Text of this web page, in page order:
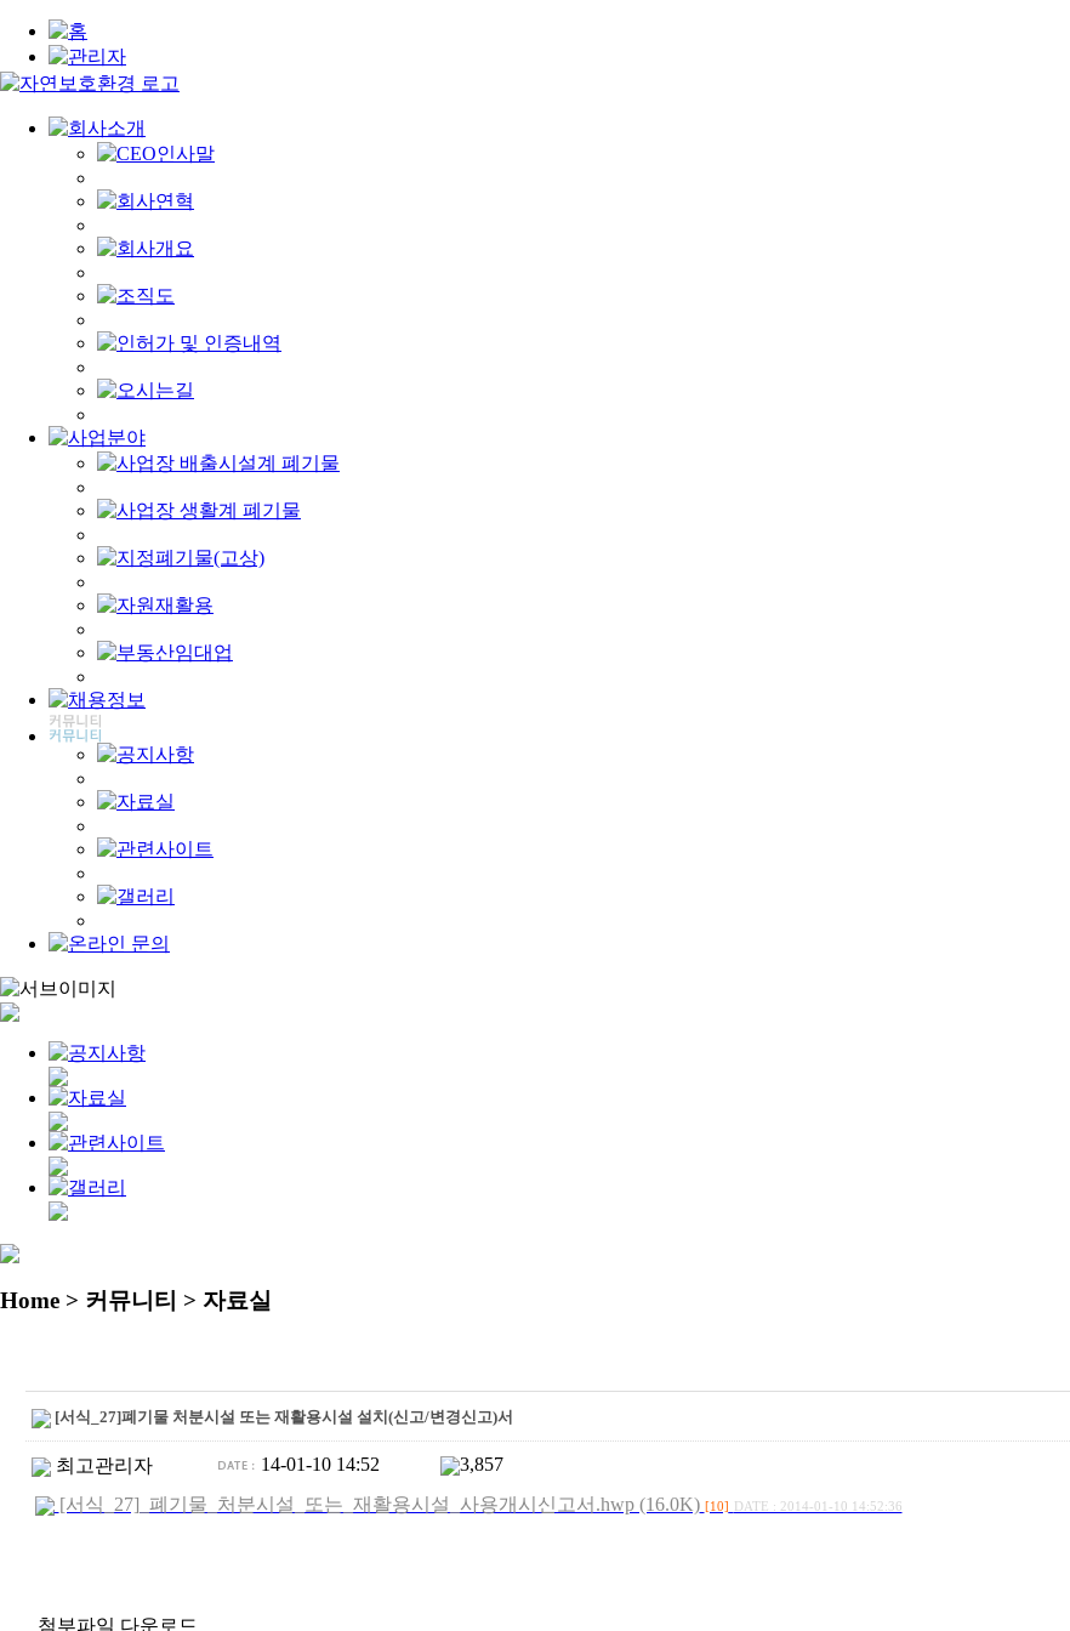
Home > 커뮤니티 > 자료실
[서식_27]폐기물 처분시설 또는 재활용시설 설치(신고/변경신고)서
최고관리자 14-01-10 14:52
3,857
[서식_27]_폐기물_처분시설_또는_재활용시설_사용개시신고서.hwp (16.0K) [10] DATE : 2014-01-10 14:52:36
첨부파일 다운로드